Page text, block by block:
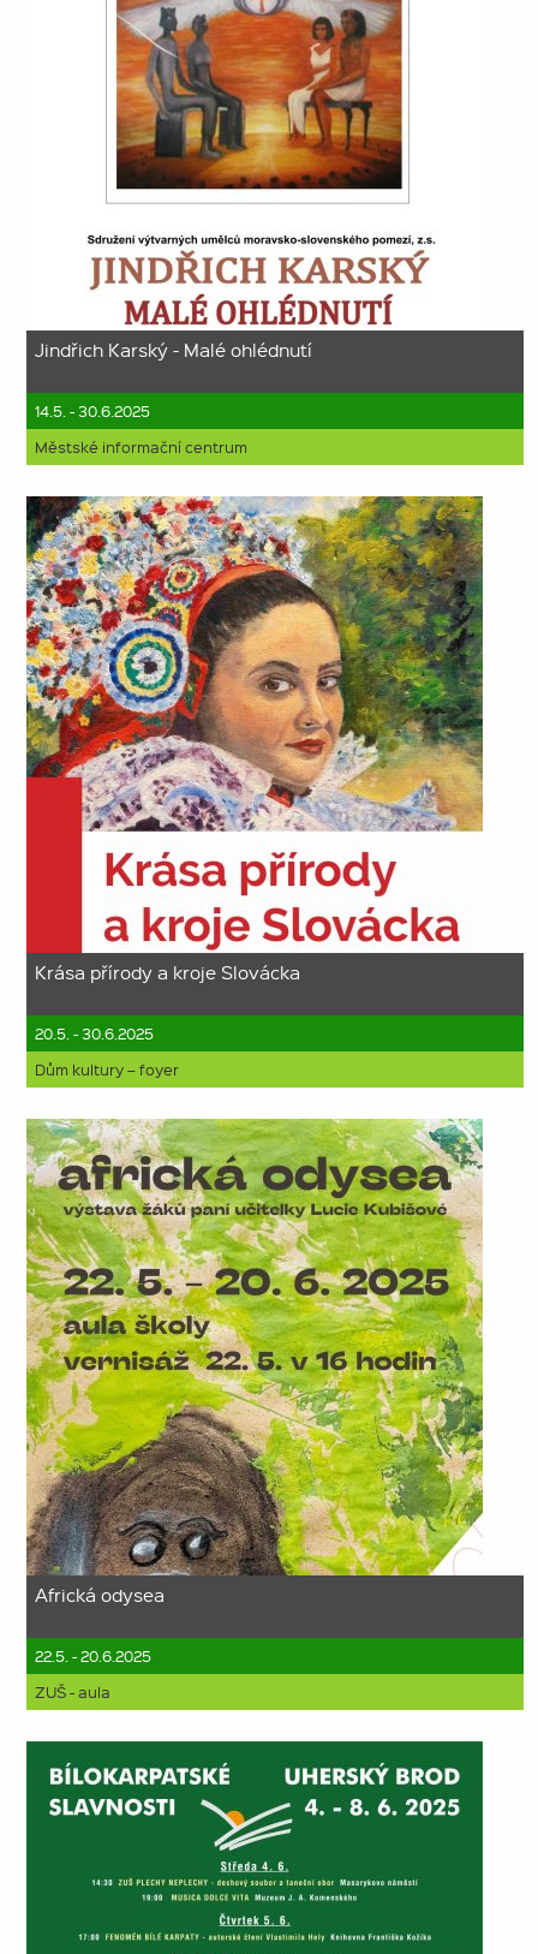
Jindřich Karský - Malé ohlédnutí
14.5. - 30.6.2025
Městské informační centrum
Krása přírody a kroje Slovácka
20.5. - 30.6.2025
Dům kultury – foyer
Africká odysea
22.5. - 20.6.2025
ZUŠ - aula